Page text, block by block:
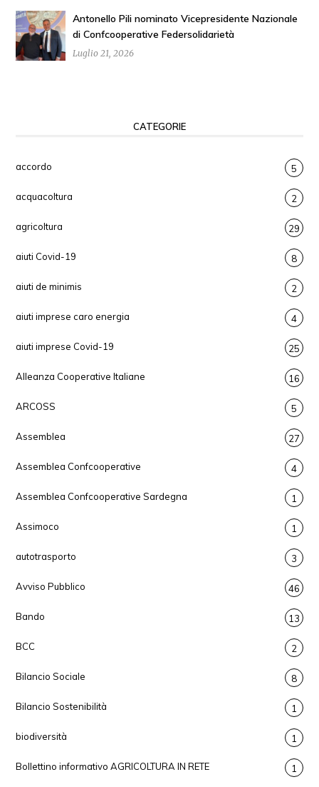
Antonello Pili nominato Vicepresidente Nazionale
di Confcooperative Federsolidarietà
Luglio 21, 2026
CATEGORIE
accordo 5
acquacoltura 2
agricoltura 29
aiuti Covid-19 8
aiuti de minimis 2
aiuti imprese caro energia 4
aiuti imprese Covid-19 25
Alleanza Cooperative Italiane 16
ARCOSS 5
Assemblea 27
Assemblea Confcooperative 4
Assemblea Confcooperative Sardegna 1
Assimoco 1
autotrasporto 3
Avviso Pubblico 46
Bando 13
BCC 2
Bilancio Sociale 8
Bilancio Sostenibilità 1
biodiversità 1
Bollettino informativo AGRICOLTURA IN RETE 1